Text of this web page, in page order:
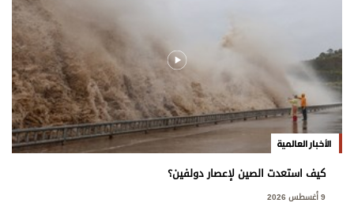
الأخبار العالمية
كيف استعدت الصين لإعصار دولفين؟
9 أغسطس 2026